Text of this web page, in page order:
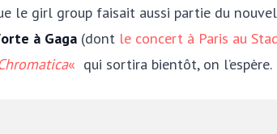
le girl group faisait aussi partie du
à Gaga (dont le concert à Paris au
« qui sortira bientôt, on l’espère.